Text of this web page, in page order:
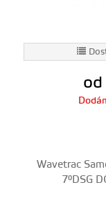
Wavetrac
7°DSG